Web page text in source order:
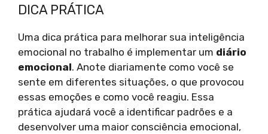
DICA PRÁTICA
Uma dica prática para melhorar sua inteligência
emocional no trabalho é implementar um diário
emocional. Anote diariamente como você se
sente em diferentes situações, o que provocou
essas emoções e como você reagiu. Essa
prática ajudará você a identificar padrões e a
desenvolver uma maior consciência emocional,